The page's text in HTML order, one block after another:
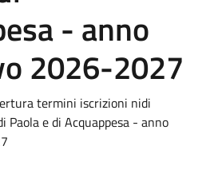
- anno
2026-2027
termini iscrizioni nidi
Paola e di Acquappesa - anno